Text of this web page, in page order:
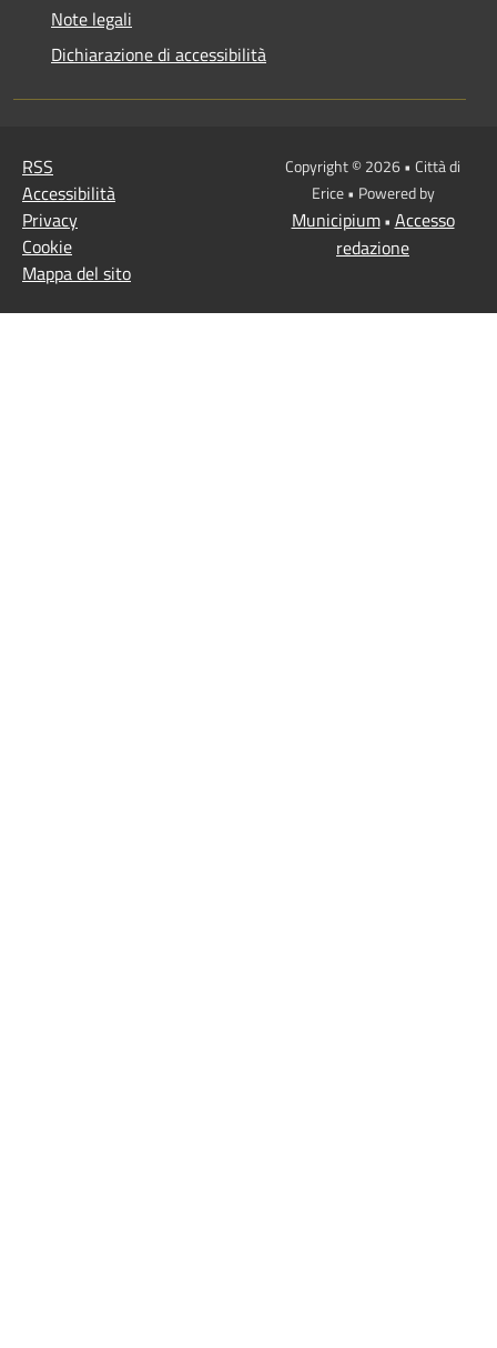
Note legali
Dichiarazione di accessibilità
RSS
Accessibilità
Privacy
Cookie
Mappa del sito
Copyright © 2026 • Città di
Erice • Powered by
Municipium• Accesso
redazione